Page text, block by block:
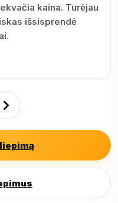
kaina. Turėjau
išsisprendė